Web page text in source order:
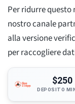
Per ridurre
nostro canale
alla versione
per raccogliere
$250
DEPOSITO